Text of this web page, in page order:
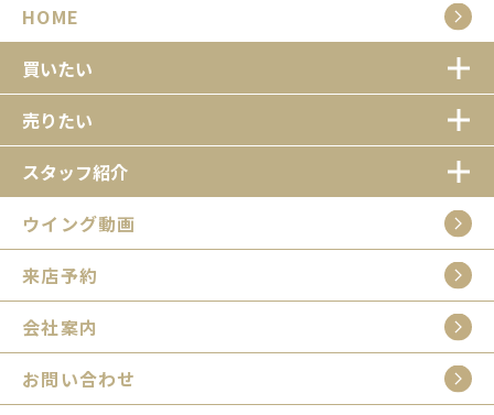
HOME
買いたい
売りたい
スタッフ紹介
ウイング動画
来店予約
会社案内
お問い合わせ